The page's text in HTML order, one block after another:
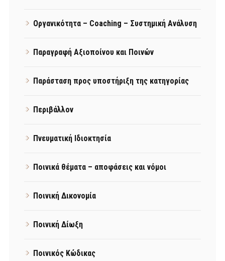
Οργανικότητα – Coaching – Συστημική Ανάλυση
Παραγραφή Αξιοποίνου και Ποινών
Παράσταση προς υποστήριξη της κατηγορίας
Περιβάλλον
Πνευματική Ιδιοκτησία
Ποινικά θέματα – αποφάσεις και νόμοι
Ποινική Δικονομία
Ποινική Δίωξη
Ποινικός Κώδικας